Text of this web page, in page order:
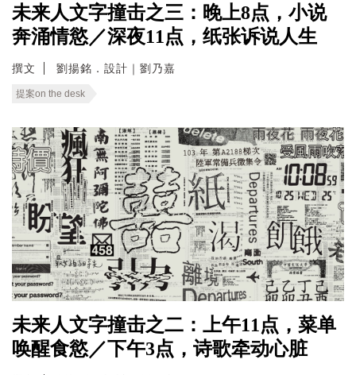
未来人文字撞击之三：晚上8点，小说
奔涌情慾／深夜11点，纸张诉说人生
撰文 劉揚銘．設計｜劉乃嘉
提案on the desk
未来人文字撞击之二：上午11点，菜单
唤醒食慾／下午3点，诗歌牵动心脏